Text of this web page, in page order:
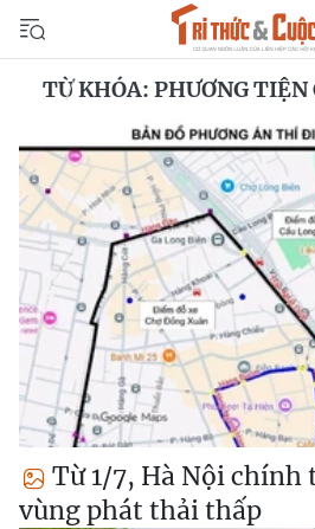
TỪ KHÓA: PHƯƠNG TIỆN
Từ 1/7, Hà Nội
vùng phát thải thấp